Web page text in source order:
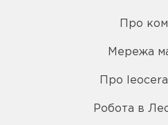
Про
Мережа
Про
Робота в